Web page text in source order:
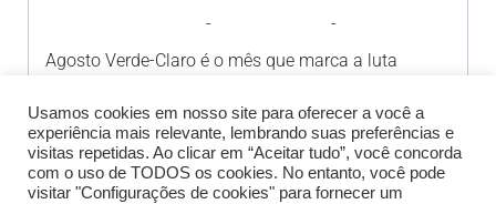
- -
Agosto Verde-Claro é o mês que marca a luta
Usamos cookies em nosso site para oferecer a você a
experiência mais relevante, lembrando suas preferências e
visitas repetidas. Ao clicar em “Aceitar tudo”, você concorda
com o uso de TODOS os cookies. No entanto, você pode
visitar "Configurações de cookies" para fornecer um